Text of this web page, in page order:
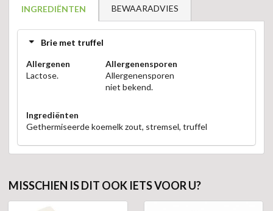
INGREDIËNTEN BEWAARADVIES
Brie met truffel
Allergenen
Lactose.
Allergenensporen
Allergenensporen
niet bekend.
Ingrediënten
Gethermiseerde koemelk zout, stremsel, truffel
MISSCHIEN IS DIT OOK IETS VOOR U?